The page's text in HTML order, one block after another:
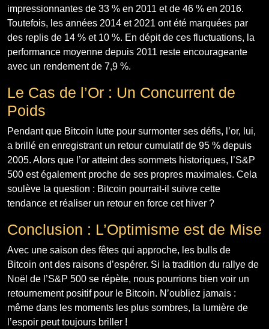
impressionnantes de 33 % en 2011 et de 46 % en 2016.
Toutefois, les années 2014 et 2021 ont été marquées par
des replis de 14 % et 10 %. En dépit de ces fluctuations, la
performance moyenne depuis 2011 reste encourageante
avec un rendement de 7,9 %.
Le Cas de l’Or : Un Concurrent de
Poids
Pendant que Bitcoin lutte pour surmonter ses défis, l’or, lui,
a brillé en enregistrant un retour cumulatif de 95 % depuis
2005. Alors que l’or atteint des sommets historiques, l’S&P
500 est également proche de ses propres maximales. Cela
soulève la question : Bitcoin pourrait-il suivre cette
tendance et réaliser un retour en force cet hiver ?
Conclusion : L’Optimisme est de Mise
Avec une saison des fêtes qui approche, les bulls de
Bitcoin ont des raisons d’espérer. Si la tradition du rallye de
Noël de l’S&P 500 se répète, nous pourrions bien voir un
retournement positif pour le Bitcoin. N’oubliez jamais :
même dans les moments les plus sombres, la lumière de
l’espoir peut toujours briller !